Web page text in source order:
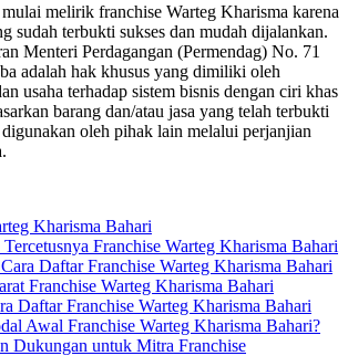
melirik franchise Warteg Kharisma karena
sudah terbukti sukses dan mudah dijalankan.
Menteri Perdagangan (Permendag) No. 71
adalah hak khusus yang dimiliki oleh
usaha terhadap sistem bisnis dengan ciri khas
barang dan/atau jasa yang telah terbukti
digunakan oleh pihak lain melalui perjanjian
Kharisma Bahari
Franchise Warteg Kharisma Bahari
Daftar Franchise Warteg Kharisma Bahari
Franchise Warteg Kharisma Bahari
Daftar Franchise Warteg Kharisma Bahari
Awal Franchise Warteg Kharisma Bahari?
Dukungan untuk Mitra Franchise